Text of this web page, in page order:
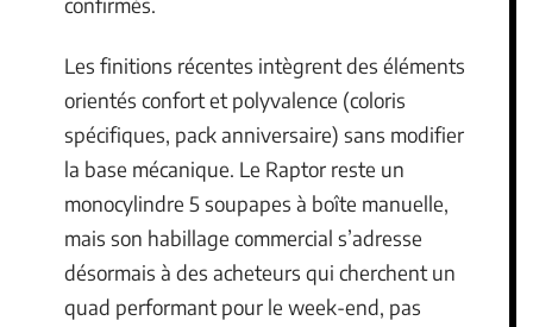
Les finitions récentes intègrent des éléments
orientés confort et polyvalence (coloris
spécifiques, pack anniversaire) sans modifier
la base mécanique. Le Raptor reste un
monocylindre 5 soupapes à boîte manuelle,
mais son habillage commercial s’adresse
désormais à des acheteurs qui cherchent un
quad performant pour le week-end, pas